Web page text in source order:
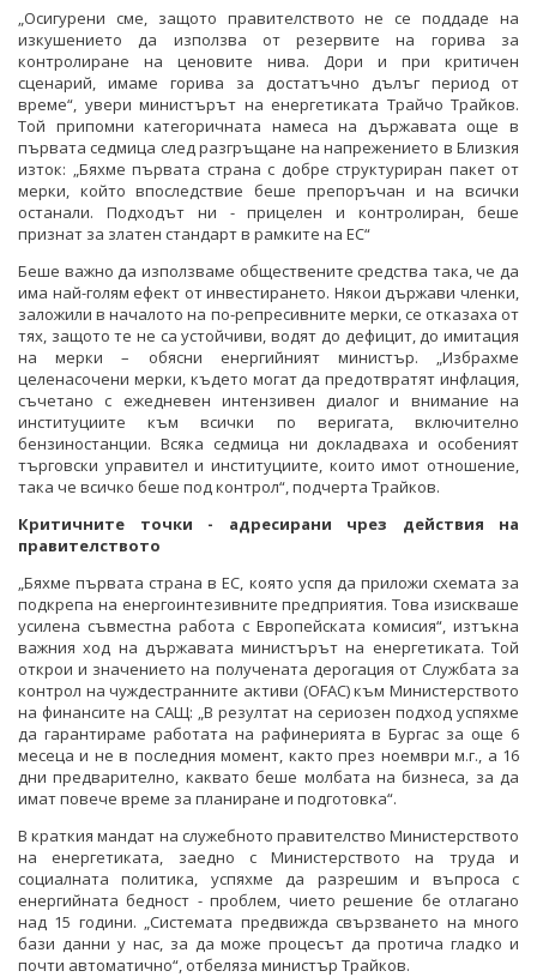
„Осигурени сме, защото правителството не се поддаде на
изкушението да използва от резервите на горива за
контролиране на ценовите нива. Дори и при критичен
сценарий, имаме горива за достатъчно дълъг период от
време“, увери министърът на енергетиката Трайчо Трайков.
Той припомни категоричната намеса на държавата още в
първата седмица след разгръщане на напрежението в Близкия
изток: „Бяхме първата страна с добре структуриран пакет от
мерки, който впоследствие беше препоръчан и на всички
останали. Подходът ни - прицелен и контролиран, беше
признат за златен стандарт в рамките на ЕС“
Беше важно да използваме обществените средства така, че да
има най-голям ефект от инвестирането. Някои държави членки,
заложили в началото на по-репресивните мерки, се отказаха от
тях, защото те не са устойчиви, водят до дефицит, до имитация
на мерки – обясни енергийният министър. „Избрахме
целенасочени мерки, където могат да предотвратят инфлация,
съчетано с ежедневен интензивен диалог и внимание на
институциите към всички по веригата, включително
бензиностанции. Всяка седмица ни докладваха и особеният
търговски управител и институциите, които имот отношение,
така че всичко беше под контрол“, подчерта Трайков.
Критичните точки - адресирани чрез действия на
правителството
„Бяхме първата страна в ЕС, която успя да приложи схемата за
подкрепа на енергоинтезивните предприятия. Това изискваше
усилена съвместна работа с Европейската комисия“, изтъкна
важния ход на държавата министърът на енергетиката. Той
открои и значението на получената дерогация от Службата за
контрол на чуждестранните активи (OFAC) към Министерството
на финансите на САЩ: „В резултат на сериозен подход успяхме
да гарантираме работата на рафинерията в Бургас за още 6
месеца и не в последния момент, както през ноември м.г., а 16
дни предварително, каквато беше молбата на бизнеса, за да
имат повече време за планиране и подготовка“.
В краткия мандат на служебното правителство Министерството
на енергетиката, заедно с Министерството на труда и
социалната политика, успяхме да разрешим и въпроса с
енергийната бедност - проблем, чието решение бе отлагано
над 15 години. „Системата предвижда свързването на много
бази данни у нас, за да може процесът да протича гладко и
почти автоматично“, отбеляза министър Трайков.